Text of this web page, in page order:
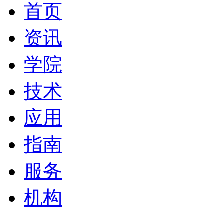
首页
资讯
学院
技术
应用
指南
服务
机构